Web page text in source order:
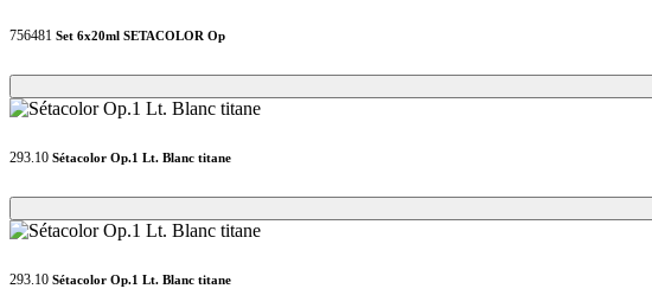
756481 Set 6x20ml SETACOLOR Op
Loading...
Loading...
293.10 Sétacolor Op.1 Lt. Blanc titane
Loading...
Loading...
293.10 Sétacolor Op.1 Lt. Blanc titane